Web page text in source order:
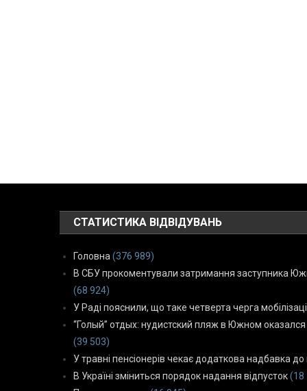
СТАТИСТИКА ВІДВІДУВАНЬ
Головна (376 989)
В СБУ прокоментували затримання заступника
(68 924)
У Раді пояснили, що таке четверта черга
“Голый” отдых: нудистский пляж в Южном
(39 503)
У травні пенсіонерів чекає додаткова надбавка до
В Україні зміниться порядок надання відпусток (18